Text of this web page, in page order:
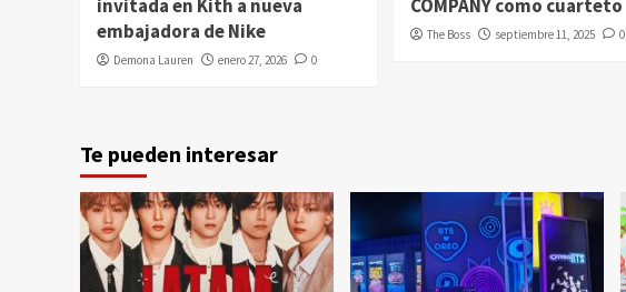
invitada en Kith a nueva
embajadora de Nike
Demona Lauren enero 27, 2026 0
COMPANY como cuarteto
The Boss septiembre 11, 2025 0
Te pueden interesar